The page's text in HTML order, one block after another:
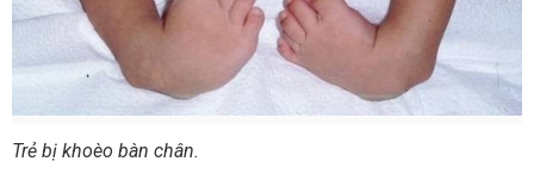
Trẻ bị khoèo bàn chân.